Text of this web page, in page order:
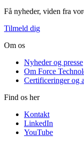
Få nyheder, viden fra
Tilmeld dig
Om os
Nyheder og presse
Om Force
Certificeringer og
Find os her
Kontakt
LinkedIn
YouTube